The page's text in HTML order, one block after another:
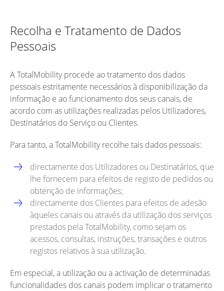
Recolha e Tratamento de Dados
Pessoais
A TotalMobility procede ao tratamento dos dados
pessoais estritamente necessários à disponibilização da
informação e ao funcionamento dos seus canais, de
acordo com as utilizações realizadas pelos Utilizadores,
Destinatários do Serviço ou Clientes.
Para tanto, a TotalMobility recolhe tais dados pessoais:
directamente dos Utilizadores ou Destinatários, que
lhe fornecem para efeitos de registo de pedidos ou
obtenção de informações;
directamente dos Clientes para efeitos de adesão
àqueles canais ou através da utilização dos serviços
prestados pela TotalMobility, como sejam os
acessos, consultas, instruções, transações e outros
registos relativos à sua utilização.
Em especial, a utilização ou a activação de determinadas
funcionalidades dos canais podem implicar o tratamento